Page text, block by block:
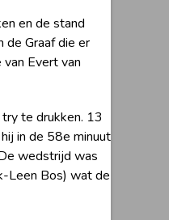
en de stand
de Graaf die er
Evert van
te drukken. 13
in de 58e minuut
wedstrijd was
Leen Bos) wat de